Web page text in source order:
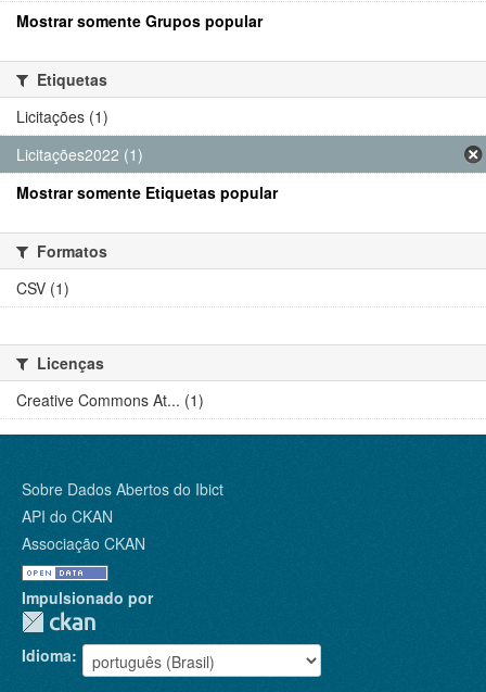
Mostrar somente Grupos popular
Etiquetas
Licitações (1)
Licitações2022 (1)
Mostrar somente Etiquetas popular
Formatos
CSV (1)
Licenças
Creative Commons At... (1)
Sobre Dados Abertos do Ibict
API do CKAN
Associação CKAN
Impulsionado por
Idioma